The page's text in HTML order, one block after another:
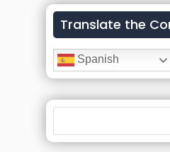
Translate the
Spanish